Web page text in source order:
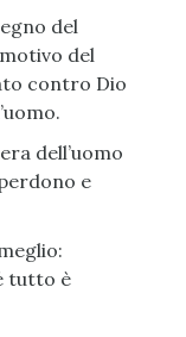
del
del
contro Dio
dell’uomo
e
tutto è